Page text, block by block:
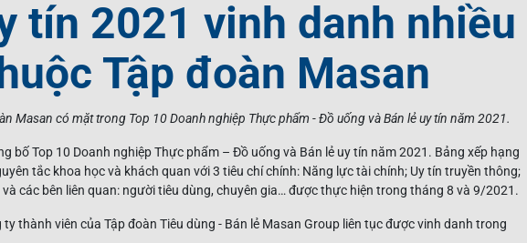
tín 2021 vinh danh nhiều
Tập đoàn Masan
Masan có mặt trong Top 10 Doanh nghiệp Thực phẩm - Đồ uống và Bán lẻ uy tín năm 2021.
bố Top 10 Doanh nghiệp Thực phẩm – Đồ uống và Bán lẻ uy tín năm 2021. Bảng xếp hạng
tắc khoa học và khách quan với 3 tiêu chí chính: Năng lực tài chính; Uy tín truyền thông;
các bên liên quan: người tiêu dùng, chuyên gia… được thực hiện trong tháng 8 và 9/2021.
thành viên của Tập đoàn Tiêu dùng - Bán lẻ Masan Group liên tục được vinh danh trong